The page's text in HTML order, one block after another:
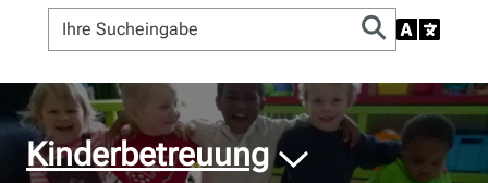
© Bildnachweis
Kinderbetreuung